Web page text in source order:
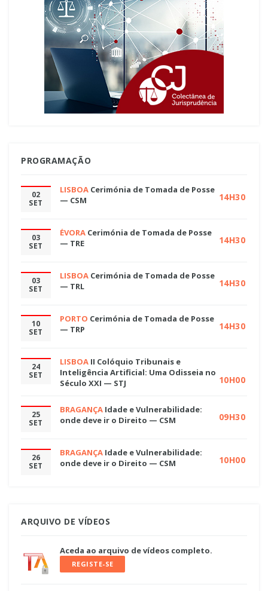
PROGRAMAÇÃO
02
SET
LISBOA Cerimónia de Tomada de Posse
— CSM
14H30
03
SET
ÉVORA Cerimónia de Tomada de Posse
— TRE
14H30
03
SET
LISBOA Cerimónia de Tomada de Posse
— TRL
14H30
10
SET
PORTO Cerimónia de Tomada de Posse
— TRP
14H30
24
SET
LISBOA II Colóquio Tribunais e
Inteligência Artificial: Uma Odisseia no
Século XXI — STJ
10H00
25
SET
BRAGANÇA Idade e Vulnerabilidade:
onde deve ir o Direito — CSM
09H30
26
SET
BRAGANÇA Idade e Vulnerabilidade:
onde deve ir o Direito — CSM
10H00
ARQUIVO DE VÍDEOS
Aceda ao arquivo de vídeos completo.
REGISTE-SE